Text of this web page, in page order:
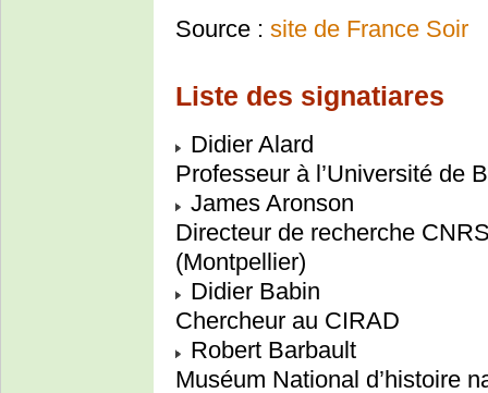
Source : site de France Soir
Liste des signatiares
Didier Alard
Professeur à l’Université de
James Aronson
Directeur de recherche
(Montpellier)
Didier Babin
Chercheur au CIRAD
Robert Barbault
Muséum National d’histoire